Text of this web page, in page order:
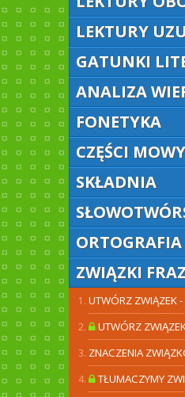
LEKTURY
GATUNKI
ANALIZA
FONETYKA
CZĘŚCI MOWY
SKŁADNIA
ORTOGRAFIA
ZWIĄZKI
UTWÓRZ ZWIĄZEK -
UTWÓRZ
ZNACZENIA
TŁUMACZYMY